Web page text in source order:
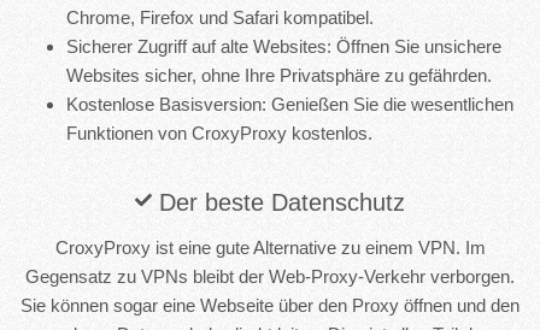
Chrome, Firefox und Safari kompatibel.
Sicherer Zugriff auf alte Websites: Öffnen Sie unsichere
Websites sicher, ohne Ihre Privatsphäre zu gefährden.
Kostenlose Basisversion: Genießen Sie die wesentlichen
Funktionen von CroxyProxy kostenlos.
Der beste Datenschutz
CroxyProxy ist eine gute Alternative zu einem VPN. Im
Gegensatz zu VPNs bleibt der Web-Proxy-Verkehr verborgen.
Sie können sogar eine Webseite über den Proxy öffnen und den